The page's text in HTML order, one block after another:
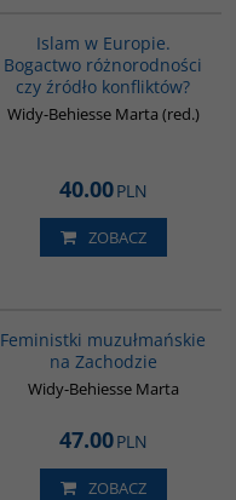
Islam w Europie.
Bogactwo różnorodności
czy źródło konfliktów?
Widy-Behiesse Marta (red.)
40.00PLN
ZOBACZ
Feministki muzułmańskie
na Zachodzie
Widy-Behiesse Marta
47.00PLN
ZOBACZ